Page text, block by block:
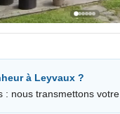
à Leyvaux ?
: nous transmettons